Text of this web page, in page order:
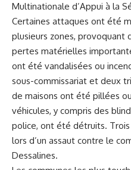
Multinationale d’Appui à la
Certaines attaques ont été
plusieurs zones, provoquant
pertes matérielles
ont été vandalisées ou
sous-commissariat et deux
de maisons ont été pillées
véhicules, y compris des
police, ont été détruits.
lors d’un assaut contre le
Dessalines.